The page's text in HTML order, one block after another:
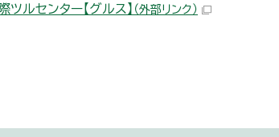
ツルセンター【グルス】 （外部リンク）